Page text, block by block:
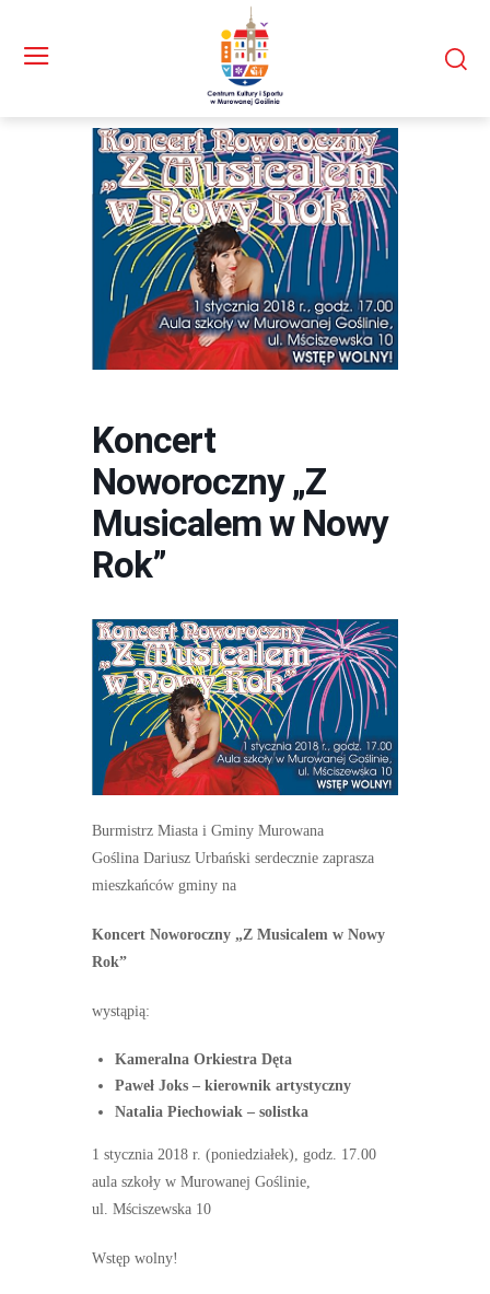
Koncert
Noworoczny „Z
Musicalem w Nowy
Rok”
Burmistrz Miasta i Gminy Murowana
Goślina Dariusz Urbański serdecznie zaprasza
mieszkańców gminy na
Koncert Noworoczny „Z Musicalem w Nowy
Rok”
wystąpią:
Kameralna Orkiestra Dęta
Paweł Joks – kierownik artystyczny
Natalia Piechowiak – solistka
1 stycznia 2018 r. (poniedziałek), godz. 17.00
aula szkoły w Murowanej Goślinie,
ul. Mściszewska 10
Wstęp wolny!